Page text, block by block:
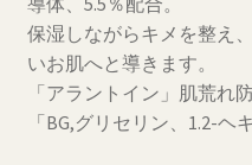
保湿しながらキメを整え
いお肌へと導きます。
「アラントイン」肌荒れ
「BG,グリセリン、1.2-ヘ